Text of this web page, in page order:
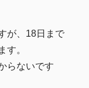
が、18日まで
す。
らないです